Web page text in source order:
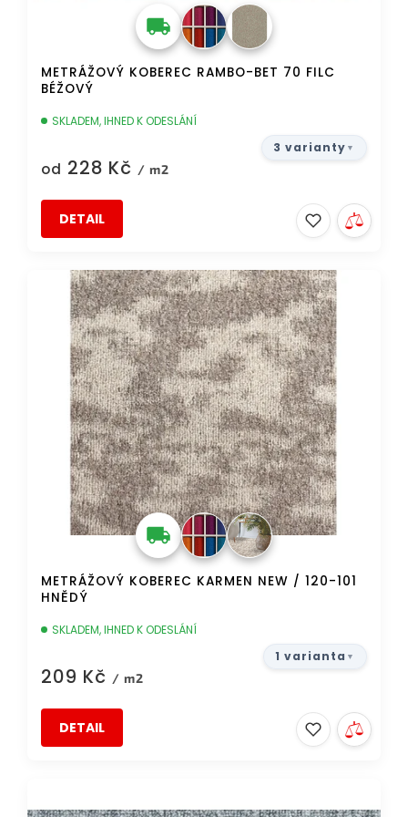
METRÁŽOVÝ KOBEREC RAMBO-BET 70 FILC
BÉŽOVÝ
SKLADEM, IHNED K ODESLÁNÍ
od 228 Kč / m2
DETAIL
3 varianty
DOPRAVA ZDARMA
METRÁŽOVÝ KOBEREC KARMEN NEW / 120-101
HNĚDÝ
SKLADEM, IHNED K ODESLÁNÍ
209 Kč / m2
DETAIL
1 varianta